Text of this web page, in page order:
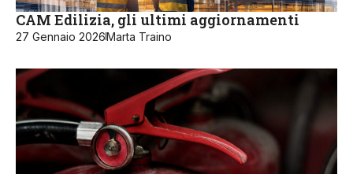
CAM Edilizia, gli ultimi aggiornamenti
27 Gennaio 2026Marta Traino